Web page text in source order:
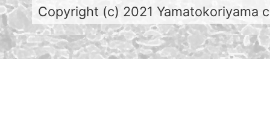
Copyright (c) 2021 Yamatokoriyama